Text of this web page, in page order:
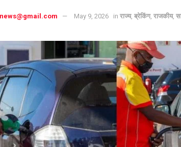
May 9, 2026 in राज्य, ब्रेकिंग, राजकीय,